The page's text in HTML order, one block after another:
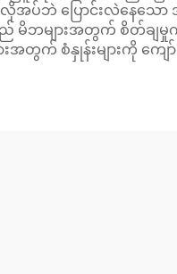
လိုအပ်ဘဲ ပြောင်းလဲနေသ
ည် မိဘများအတွက် စိတ်ချ
အတွက် စံနှုန်းများကို ကျ